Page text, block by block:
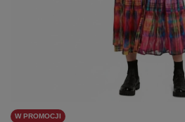
W PROMOCJI